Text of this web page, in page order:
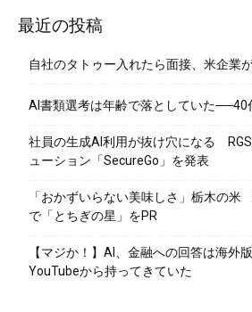
最近の投稿
自社のタトゥー入れたら面接、米企業
AI書類選考は年齢で落としていた──40
社員の生成AI利用が抜け穴になる
ューション「SecureGo」を発表
「おかずいらない美味しさ」栃木の
で「とちぎの星」をPR
【マジか！】AI、金融への回答は海外
YouTubeから持ってきていた